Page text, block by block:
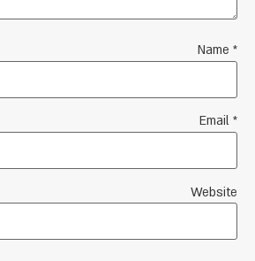
Name *
Email *
Website